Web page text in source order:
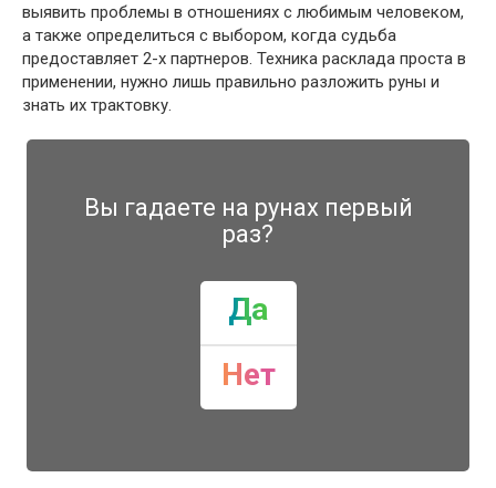
выявить проблемы в отношениях с любимым человеком,
а также определиться с выбором, когда судьба
предоставляет 2-х партнеров. Техника расклада проста в
применении, нужно лишь правильно разложить руны и
знать их трактовку.
Вы гадаете на рунах первый
раз?
Да
Нет